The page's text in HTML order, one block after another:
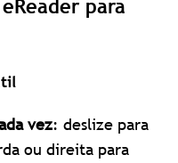
para
vez: deslize para
ou direita para